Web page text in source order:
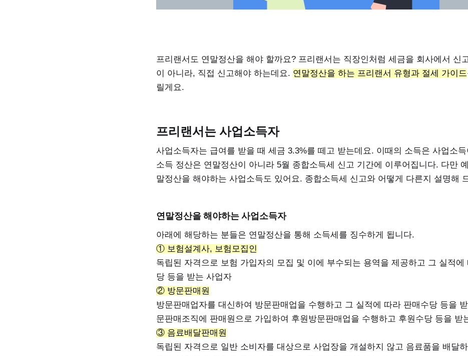
프리랜서도 연말정산을 해야 할까요? 프리랜서는 직장인처럼 세금을 회사에서 신
이 아니라, 직접 신고해야 하는데요. 연말정산을 하는 프리랜서 유형과 절세 가이드
릴게요.
프리랜서는 사업소득자
사업소득자는 급여를 받을 때 세금 3.3%를 떼고 받는데요. 이때의 소득은 사업소
소득 정산은 연말정산이 아니라 5월 종합소득세 신고 기간에 이루어집니다. 다만
말정산을 해야하는 사업소득도 있어요. 종합소득세 신고와 어떻게 다른지 설명해
연말정산을 해야하는 사업소득자
아래에 해당하는 분들은 연말정산을 통해 소득세를 징수하게 됩니다.
① 보험설계사, 보험모집인
독립된 자격으로 보험 가입자의 모집 및 이에 부수되는 용역을 제공하고 그 실적에
당 등을 받는 사업자
② 방문판매원
방문판매업자를 대신하여 방문판매업을 수행하고 그 실적에 따라 판매수당 등을
문판매조직에 판매원으로 가입하여 후원방문판매업을 수행하고 후원수당 등을 받
③ 음료배달판매원
독립된 자격으로 일반 소비자를 대상으로 사업장을 개설하지 않고 음료품을 배달